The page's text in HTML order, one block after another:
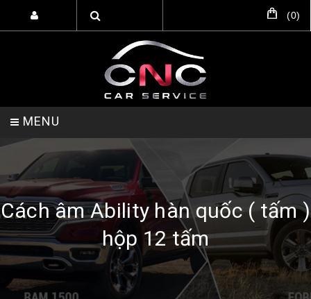
(0)
MENU
TRANG CHỦ DỊCH VỤ SẢN PHẨM
HỖ TRỢ SETUP GARA LIÊN HỆ
Cách âm Ability hàn quốc ( tấm )
hộp 12 tấm